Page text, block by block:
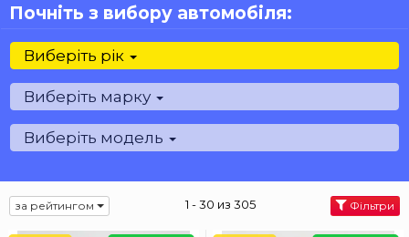
Почніть з вибору автомобіля:
Виберіть рік
Виберіть марку
Виберіть модель
за рейтингом 1 - 30 из 305 Фільтри